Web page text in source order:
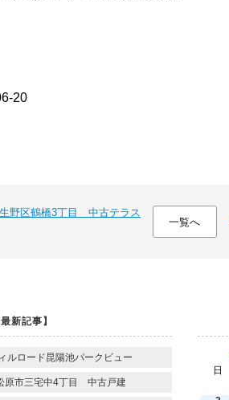
20
野区鶴橋3丁目 中古テラス
一覧へ
最新記事】
ロード昆陽池パークビュー
市三宅中4丁目 中古戸建
日